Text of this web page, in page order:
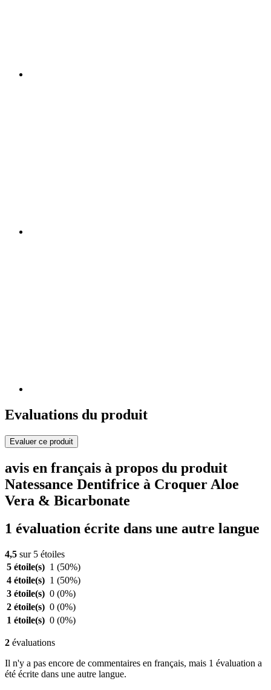
Evaluations du produit
Evaluer ce produit
avis en français à propos du produit
Natessance Dentifrice à Croquer Aloe
Vera & Bicarbonate
1 évaluation écrite dans une autre langue
4,5 sur 5 étoiles
5 étoile(s) 1 (50%)
4 étoile(s) 1 (50%)
3 étoile(s) 0 (0%)
2 étoile(s) 0 (0%)
1 étoile(s) 0 (0%)
2 évaluations
Il n'y a pas encore de commentaires en français, mais 1 évaluation a
été écrite dans une autre langue.